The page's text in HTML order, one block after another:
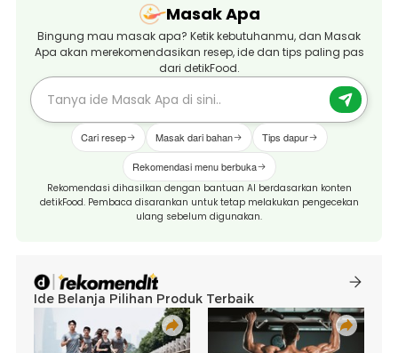
Masak Apa
Bingung mau masak apa? Ketik kebutuhanmu, dan Masak
Apa akan merekomendasikan resep, ide dan tips paling pas
dari detikFood.
Cari resep Masak dari bahan Tips dapur
Rekomendasi menu berbuka
Rekomendasi dihasilkan dengan bantuan AI berdasarkan konten
detikFood. Pembaca disarankan untuk tetap melakukan pengecekan
ulang sebelum digunakan.